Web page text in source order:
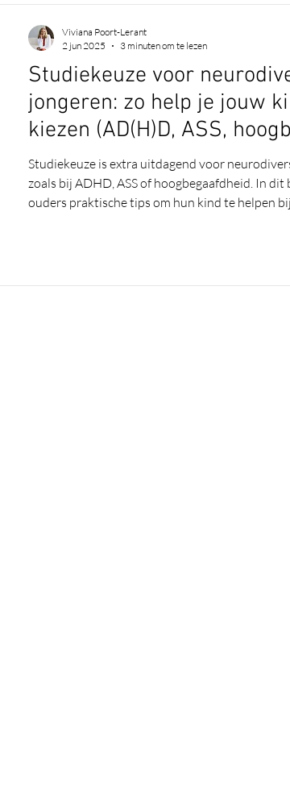
Carrièrebegeleiding Numerus Fixus
Studiekeuze voor
jongeren: zo help je jouw
kiezen (AD(H)D, ASS,
Studiekeuze is extra uitdagend voor
zoals bij ADHD, ASS of hoogbegaafdheid. In dit
ouders praktische tips om hun kind te helpen
Viviana Poort-Lerant
2 jun 2025
3 minuten om te lezen